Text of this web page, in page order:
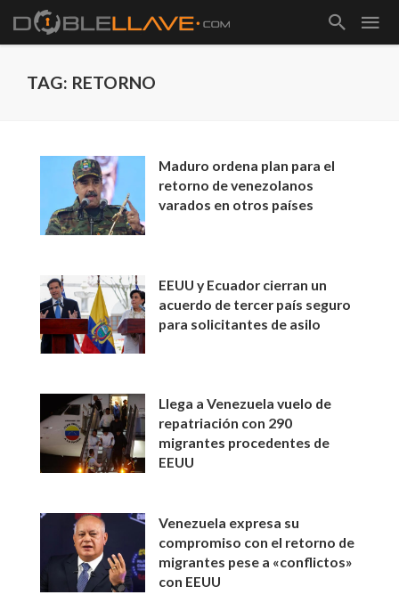
TAG: RETORNO
Maduro ordena plan para el
retorno de venezolanos
varados en otros países
EEUU y Ecuador cierran un
acuerdo de tercer país seguro
para solicitantes de asilo
Llega a Venezuela vuelo de
repatriación con 290
migrantes procedentes de
EEUU
Venezuela expresa su
compromiso con el retorno de
migrantes pese a «conflictos»
con EEUU